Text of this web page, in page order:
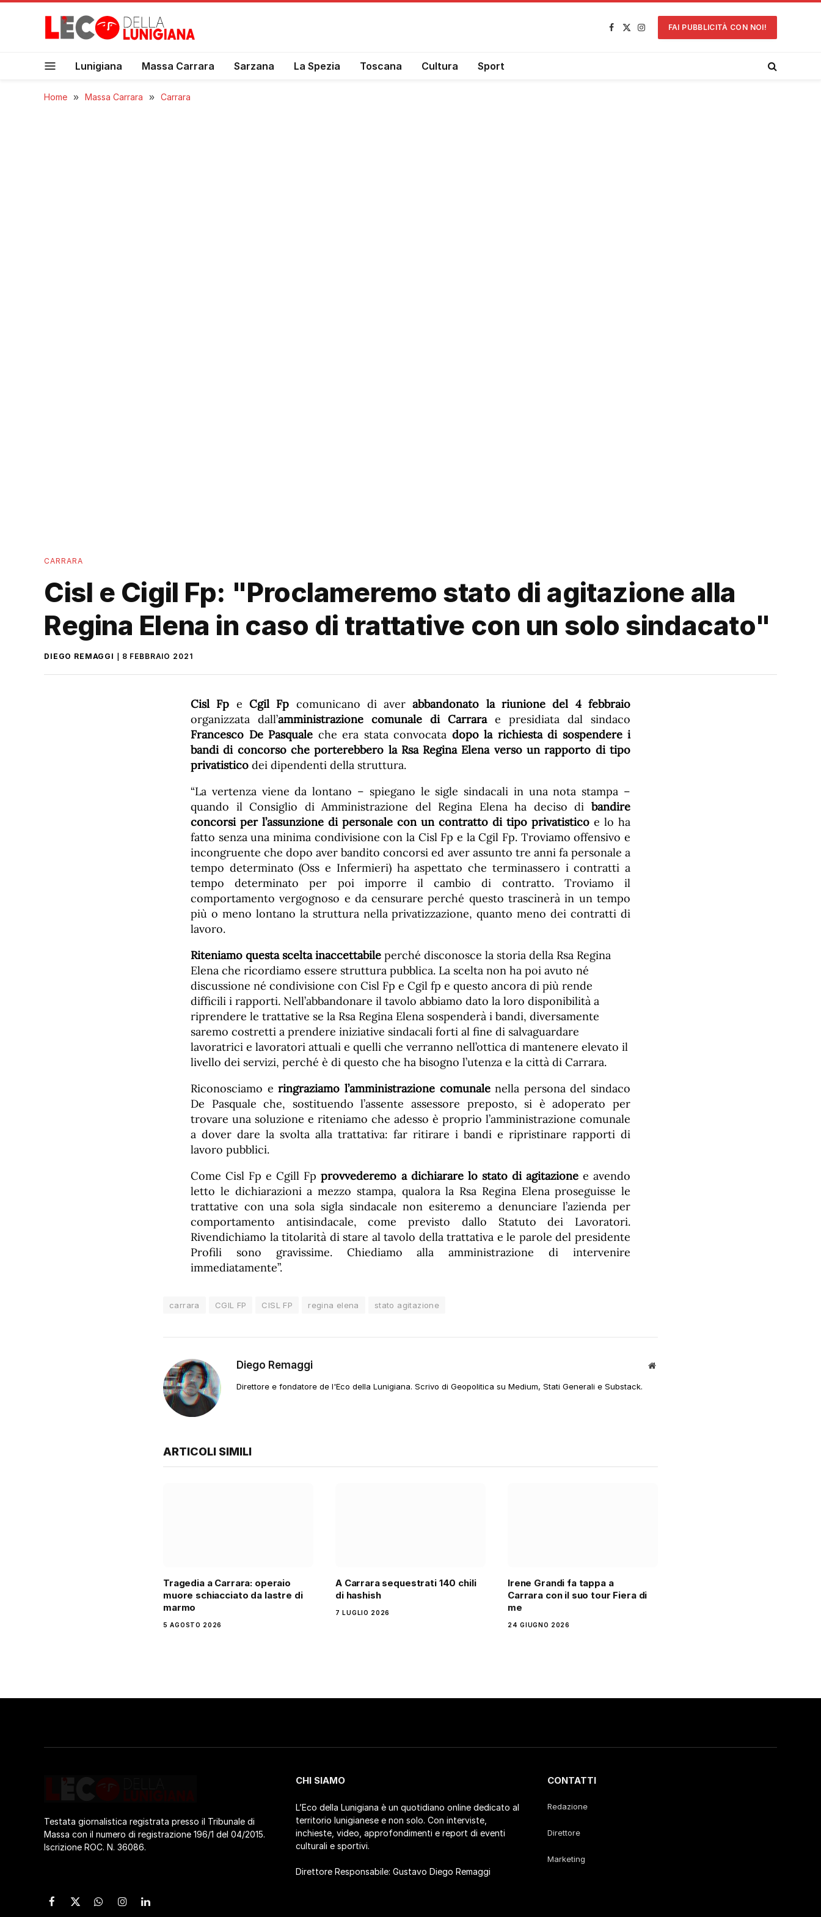
Facebook
X
Instagram
FAI PUBBLICITÀ CON NOI!
Lunigiana Massa Carrara Sarzana La Spezia Toscana Cultura Sport
Home » Massa Carrara » Carrara
CARRARA
Cisl e Cigil Fp: "Proclameremo stato di agitazione alla
Regina Elena in caso di trattative con un solo sindacato"
DIEGO REMAGGI 8 FEBBRAIO 2021
Cisl Fp e Cgil Fp comunicano di averabbandonato la riunione del 4 febbraio
organizzata dall’amministrazione comunale di Carrarae presidiata dal sindaco
Francesco De Pasquale che era stata convocata dopo la richiesta di sospendere i
bandi di concorso che porterebbero la Rsa Regina Elena verso un rapporto di tipo
privatistico dei dipendenti della struttura.
“La vertenza viene da lontano – spiegano le sigle sindacali in una nota stampa –
quando il Consiglio di Amministrazione del Regina Elena ha deciso di bandire
concorsi per l’assunzione di personale con un contratto di tipo privatistico e lo ha
fatto senza una minima condivisione con la Cisl Fp e la Cgil Fp. Troviamo offensivo e
incongruente che dopo aver bandito concorsi ed aver assunto tre anni fa personale a
tempo determinato (Oss e Infermieri) ha aspettato che terminassero i contratti a
tempo determinato per poi imporre il cambio di contratto. Troviamo il
comportamento vergognoso e da censurare perché questo trascinerà in un tempo
più o meno lontano la struttura nella privatizzazione, quanto meno dei contratti di
lavoro.
Riteniamo questa scelta inaccettabile perché disconosce la storia della Rsa Regina
Elena che ricordiamo essere struttura pubblica. La scelta non ha poi avuto né
discussione né condivisione con Cisl Fp e Cgil fp e questo ancora di più rende
difficili i rapporti. Nell’abbandonare il tavolo abbiamo dato la loro disponibilità a
riprendere le trattative se la Rsa Regina Elena sospenderà i bandi, diversamente
saremo costretti a prendere iniziative sindacali forti al fine di salvaguardare
lavoratrici e lavoratori attuali e quelli che verranno nell’ottica di mantenere elevato il
livello dei servizi, perché è di questo che ha bisogno l’utenza e la città di Carrara.
Riconosciamo eringraziamo l’amministrazione comunalenella persona del sindaco
De Pasquale che, sostituendo l’assente assessore preposto, si è adoperato per
trovare una soluzione e riteniamo che adesso è proprio l’amministrazione comunale
a dover dare la svolta alla trattativa: far ritirare i bandi e ripristinare rapporti di
lavoro pubblici.
Come Cisl Fp e Cgill Fpprovvederemo a dichiarare lo stato di agitazionee avendo
letto le dichiarazioni a mezzo stampa, qualora la Rsa Regina Elena proseguisse le
trattative con una sola sigla sindacale non esiteremo a denunciare l’azienda per
comportamento antisindacale, come previsto dallo Statuto dei Lavoratori.
Rivendichiamo la titolarità di stare al tavolo della trattativa e le parole del presidente
Profili sono gravissime. Chiediamo alla amministrazione di intervenire
immediatamente”.
carrara CGIL FP CISL FP regina elena stato agitazione
Diego Remaggi
Sito
Direttore e fondatore de l'Eco della Lunigiana. Scrivo di Geopolitica su Medium, Stati Generali e Substack.
ARTICOLI SIMILI
Tragedia a Carrara: operaio
muore schiacciato da lastre di
marmo
5 AGOSTO 2026
A Carrara sequestrati 140 chili
di hashish
7 LUGLIO 2026
Irene Grandi fa tappa a
Carrara con il suo tour Fiera di
me
24 GIUGNO 2026
Testata giornalistica registrata presso il Tribunale di
Massa con il numero di registrazione 196/1 del 04/2015.
Iscrizione ROC. N. 36086.
CHI SIAMO
L’Eco della Lunigiana è un quotidiano online dedicato al
territorio lunigianese e non solo. Con interviste,
inchieste, video, approfondimenti e report di eventi
culturali e sportivi.
Direttore Responsabile: Gustavo Diego Remaggi
CONTATTI
Redazione
Direttore
Marketing
Facebook
X WhatsApp
Instagram
LinkedIn